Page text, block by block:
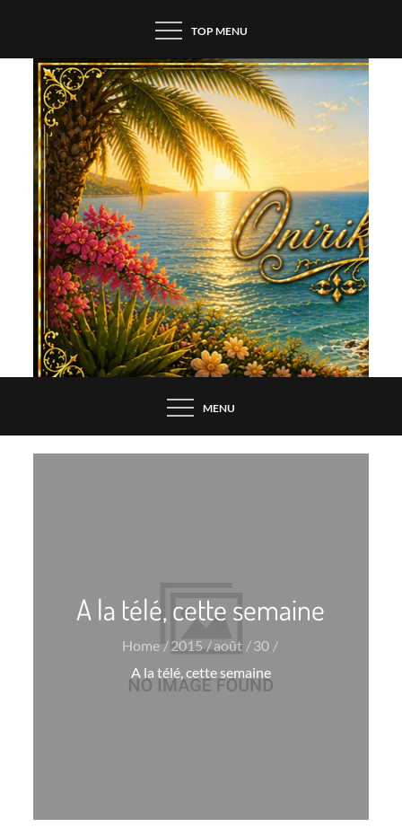
content
TOP MENU
MENU
A la télé, cette semaine
Home 2015 août
30
A la télé, cette semaine